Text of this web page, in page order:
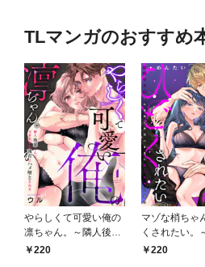
TLマンガのおすすめ
やらしくて可愛い俺の
凛ちゃん。～隣人後輩
くんのイキすぎた執着
220
マゾな梢ちゃ
くされたい。
ッチした後輩
220